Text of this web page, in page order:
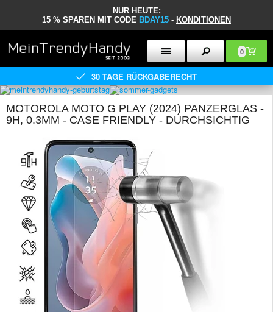
NUR HEUTE:
15 % SPAREN MIT CODE BDAY15 - KONDITIONEN
0
30 TAGE RÜCKGABERECHT
MOTOROLA MOTO G PLAY (2024) PANZERGLAS -
9H, 0.3MM - CASE FRIENDLY - DURCHSICHTIG